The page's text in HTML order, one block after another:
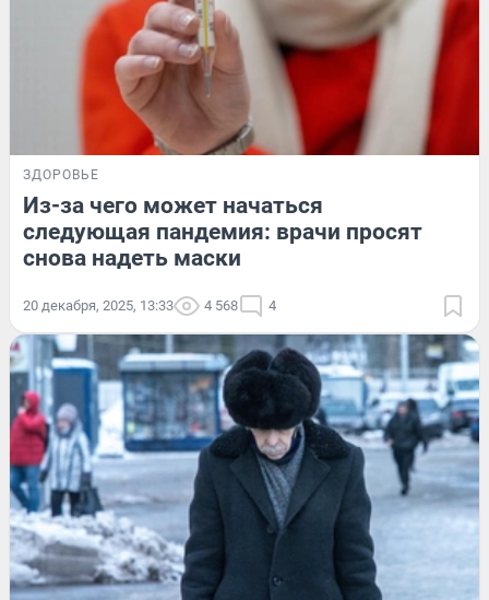
ЗДОРОВЬЕ
Из-за чего может начаться
следующая пандемия: врачи просят
снова надеть маски
20 декабря, 2025, 13:33 4 568 4